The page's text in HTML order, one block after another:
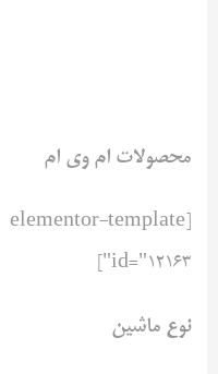
محصولات ام وی ام
[elementor-template
id="12163"]
نوع ماشین